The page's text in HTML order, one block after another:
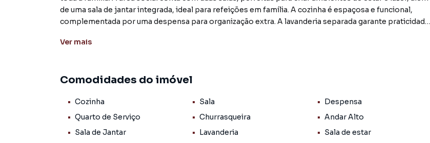
de uma sala de jantar integrada, ideal para refeições em família. A cozinha é espaçosa e funcional,
complementada por uma despensa para organização extra. A lavanderia separada garante praticidade
comodidade. Um espaço bem distribuído, pronto para ser seu novo lar,
comunitários, com ruas pavimentadas, iluminação pública, água, energia elétrica, telefone, internet,
confortos, com uma completa estrutura de lojas, farmácias, mercados, escolas, instituições
financeiras, hospital e todo o necessário em poucas quadras de distância, permitindo que você possa
usufruir de tudo sem precisar de veículo.
Ver mais
Comodidades do imóvel
Cozinha Sala
Despensa
Quarto de Serviço
Churrasqueira
Andar Alto
Sala de Jantar
Lavanderia
Sala de estar